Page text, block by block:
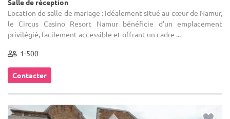
Salle de réception
Location de salle de mariage : Idéalement situé au cœur de Namur,
le Circus Casino Resort Namur bénéficie d'un emplacement
privilégié, facilement accessible et offrant un cadre ...
1-500
Contacter